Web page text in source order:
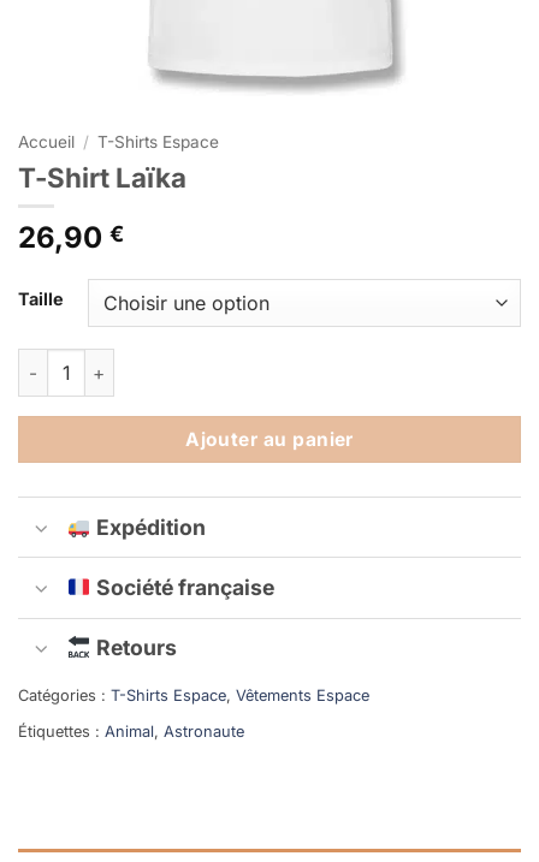
Accueil / T-Shirts Espace
T-Shirt Laïka
26,90 €
Taille
quantité de T-Shirt Laïka
Ajouter au panier
Alternative:
Expédition
Société française
Retours
Catégories : T-Shirts Espace, Vêtements Espace
Étiquettes : Animal, Astronaute